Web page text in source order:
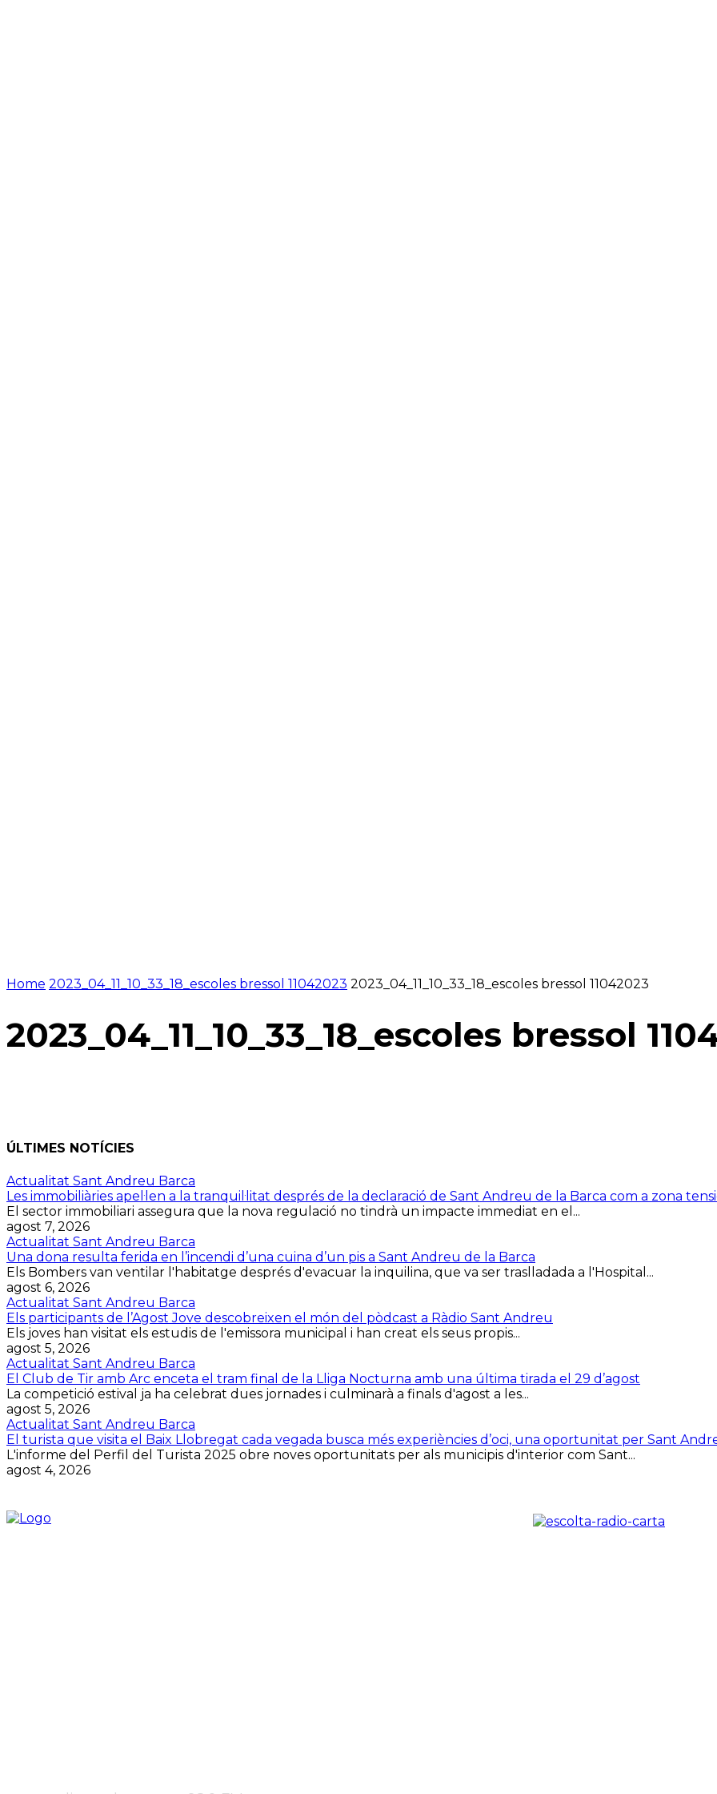
Home 2023_04_11_10_33_18_escoles bressol 11042023 2023_04_11_10_33_18_escoles bressol 11042023
2023_04_11_10_33_18_escoles bressol
ÚLTIMES NOTÍCIES
Actualitat Sant Andreu Barca
Les immobiliàries apel·len a la tranquil·litat després de la declaració de Sant Andreu de la Barca com a zona
El sector immobiliari assegura que la nova regulació no tindrà un impacte immediat en el...
agost 7, 2026
Actualitat Sant Andreu Barca
Una dona resulta ferida en l’incendi d’una cuina d’un pis a Sant Andreu de la Barca
Els Bombers van ventilar l'habitatge després d'evacuar la inquilina, que va ser traslladada a l'Hospital...
agost 6, 2026
Actualitat Sant Andreu Barca
Els participants de l’Agost Jove descobreixen el món del pòdcast a Ràdio Sant Andreu
Els joves han visitat els estudis de l'emissora municipal i han creat els seus propis...
agost 5, 2026
Actualitat Sant Andreu Barca
El Club de Tir amb Arc enceta el tram final de la Lliga Nocturna amb una última tirada el 29 d’agost
La competició estival ja ha celebrat dues jornades i culminarà a finals d'agost a les...
agost 5, 2026
Actualitat Sant Andreu Barca
El turista que visita el Baix Llobregat cada vegada busca més experiències d’oci, una oportunitat per Sant
L'informe del Perfil del Turista 2025 obre noves oportunitats per als municipis d'interior com Sant...
agost 4, 2026